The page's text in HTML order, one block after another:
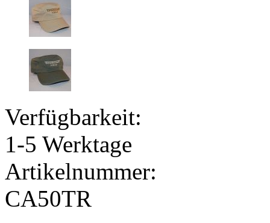
Verfügbarkeit:
1-5 Werktage
Artikelnummer:
CA50TR